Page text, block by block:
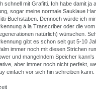
schnell mit Grafitti. Ich habe damit ja
sogar meine normale Sauklaue
Buchstaben. Dennoch würde ich
à la Transcriber oder die
natürlich) wünschen.
gibt es schon seit gut 5-10
immer noch mit diesen Strichen
und mangelndem Speicher
aber immer noch nicht perfekt,
einfach vor sich hin schreiben kann.